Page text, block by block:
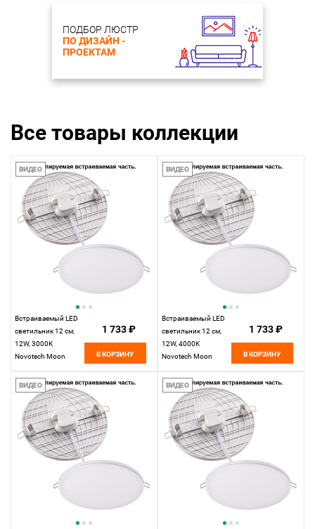
ПОДБОР ЛЮСТР
ПО ДИЗАЙН -
ПРОЕКТАМ
Все товары коллекции
ВИДЕО
Встраиваемый LED
светильник 12 см,
12W, 3000K
Novotech Moon
вр 7,5-10 см
1 733 ₽
В КОРЗИНУ
ВИДЕО
Встраиваемый LED
светильник 12 см,
12W, 4000K
Novotech Moon
вр 7,5-10 см
1 733 ₽
В КОРЗИНУ
ВИДЕО ВИДЕО